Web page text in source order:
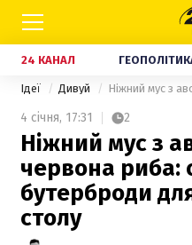
24 КАНАЛ
Ідеї Дивуй
4 січня, 17:31 2
Ніжний мус з
червона риба:
бутерброди
столу